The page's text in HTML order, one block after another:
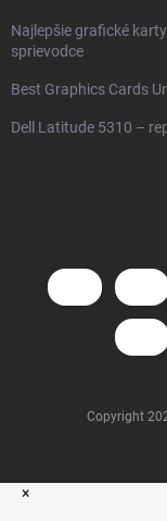
Najlepšie grafické
sprievodce
Best Graphics Cards
Dell Latitude 5310 –
Copyright
×